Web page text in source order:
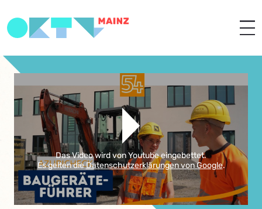
Das Video wird von Youtube eingebettet.
Es gelten dieDatenschutzerklärungen von Google.